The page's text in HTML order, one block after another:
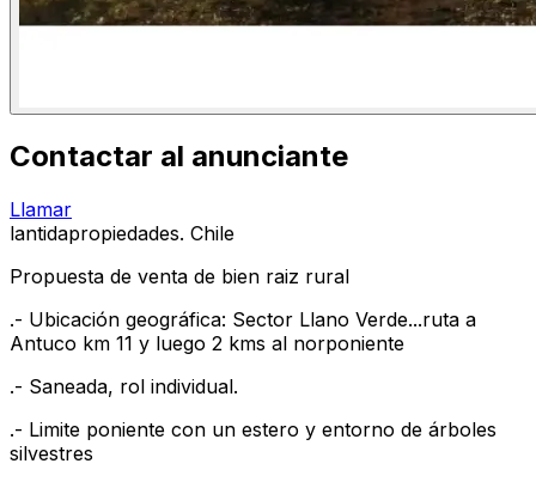
Contactar al anunciante
Llamar
lantidapropiedades. Chile
Propuesta de venta de bien raiz rural
.- Ubicación geográfica: Sector Llano Verde...ruta a
Antuco km 11 y luego 2 kms al norponiente
.- Saneada, rol individual.
.- Limite poniente con un estero y entorno de árboles
silvestres